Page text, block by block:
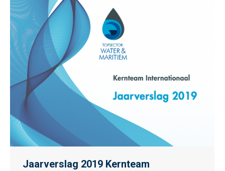
Jaarverslag 2019 Kernteam